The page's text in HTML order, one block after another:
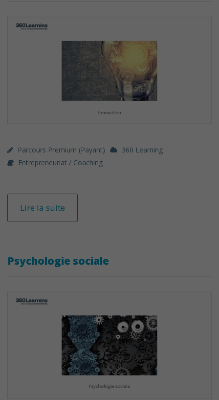
Parcours Premium (payant)
360 Learning
Entrepreneuriat / Coaching
Lire la suite
Psychologie sociale